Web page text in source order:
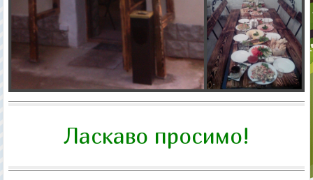
Ласкаво просимо!